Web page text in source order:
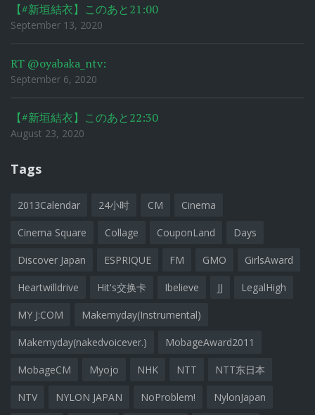
【#新垣結衣】このあと21:00
September 13, 2020
RT @oyabaka_ntv:
September 6, 2020
【#新垣結衣】このあと22:30
August 23, 2020
Tags
2013Calendar 24小时 CM Cinema
Cinema Square Collage CouponLand Days
Discover Japan ESPRIQUE FM GMO GirlsAward
Heartwilldrive Hit's交换卡 Ibelieve JJ LegalHigh
MY J:COM Makemyday(Instrumental)
Makemyday(nakedvoicever.) MobageAward2011
MobageCM Myojo NHK NTT NTT东日本
NTV NYLON JAPAN NoProblem! NylonJapan